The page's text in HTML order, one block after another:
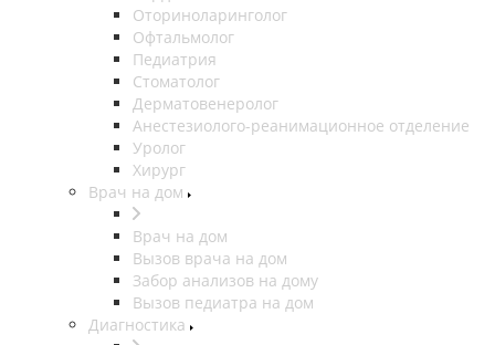
Оториноларинголог
Офтальмолог
Педиатрия
Стоматолог
Дерматовенеролог
Анестезиолого-реанимационное отделение
Уролог
Хирург
Врач на дом
Врач на дом
Вызов врача на дом
Забор анализов на дому
Вызов педиатра на дом
Диагностика